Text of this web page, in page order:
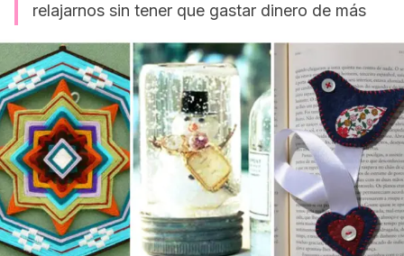
relajarnos sin tener que gastar dinero de más